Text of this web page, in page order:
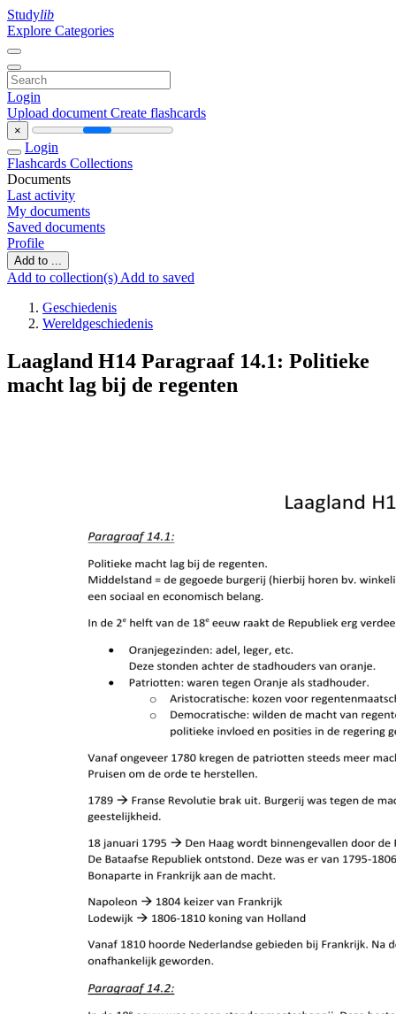
Studylib
Explore Categories
Login
Upload document Create flashcards
×
Login
Flashcards Collections
Documents
Last activity
My documents
Saved documents
Profile
Add to ...
Add to collection(s) Add to saved
Geschiedenis
Wereldgeschiedenis
Laagland H14 Paragraaf 14.1: Politieke
macht lag bij de regenten